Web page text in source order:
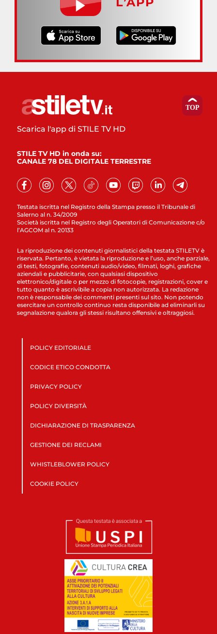
Testata iscritta nel Registro della Stampa presso il Tribunale di
Salerno al n. 34/2009
Società iscritta nel Registro degli Operatori di Comunicazione c/o
l’AGCOM al n. 20133
Scarica l'app di STILE TV HD
STILE TV HD in onda su:
CANALE 78 DEL DIGITALE TERRESTRE
La riproduzione dei contenuti giornalistici della testata STILETV è
riservata. Pertanto, è vietata la riproduzione e l’uso, anche parziale,
di testi, fotografie, contenuti audio/video, filmati, loghi, grafiche
aziendali e pubblicitarie, con qualsiasi dispositivo
elettronico/digitale o per mezzo di fotocopie, registrazioni, cover e
tutto quanto è ascrivibile a copia non autorizzata. La redazione
non è responsabile dei commenti presenti sul sito. Non potendo
esercitare un controllo continuo resta disponibile ad eliminarli su
segnalazione qualora gli stessi risultano offensivi e oltraggiosi.
POLICY EDITORIALE
CODICE ETICO CONDOTTA
PRIVACY POLICY
POLICY DIVERSITÀ
DICHIARAZIONE DI TRASPARENZA
GESTIONE DEI RECLAMI
WHISTLEBLOWER POLICY
COOKIE POLICY